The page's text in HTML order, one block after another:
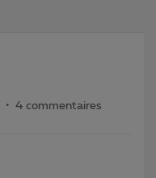
4 commentaires